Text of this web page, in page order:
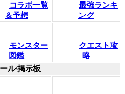
コラボ一覧
＆予想
最強ランキ
ング
モンスター
図鑑
クエスト攻
略
ル/掲示板